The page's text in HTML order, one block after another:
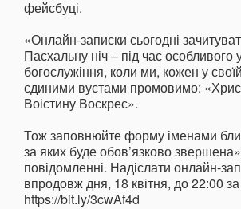
фейсбуці.
«Онлайн-записки сьогодні
Пасхальну ніч – під час особливого
богослужіння, коли ми, кожен у
єдиними вустами промовимо:
Воістину Воскрес».
Тож заповнюйте форму іменами
за яких буде обов’язково
повідомленні. Надіслати онлайн-
впродовж дня, 18 квітня, до 22:00
https://bit.ly/3cwAf4d